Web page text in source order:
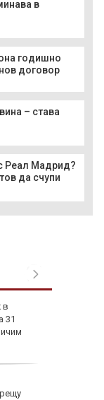
в
годишно
договор
– става
Реал Мадрид?
да счупи
в
31